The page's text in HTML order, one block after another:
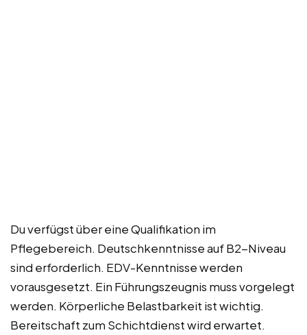
Du verfügst über eine Qualifikation im
Pflegebereich. Deutschkenntnisse auf B2-Niveau
sind erforderlich. EDV-Kenntnisse werden
vorausgesetzt. Ein Führungszeugnis muss vorgelegt
werden. Körperliche Belastbarkeit ist wichtig.
Bereitschaft zum Schichtdienst wird erwartet.